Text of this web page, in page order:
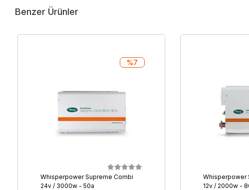
Benzer Ürünler
Whisperpower Supreme Combi
24v / 3000w - 50a
%7
Whisperpower
12v / 2000w -